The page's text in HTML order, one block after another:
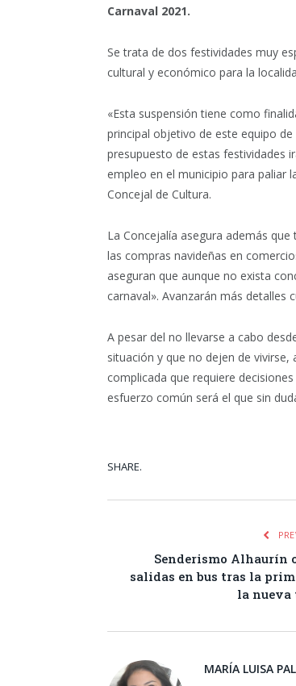
Carnaval 2021.
Se trata de dos festividades muy
cultural y económico para la
«Esta suspensión tiene como
principal objetivo de este equipo
presupuesto de estas festividades
empleo en el municipio para paliar
Concejal de Cultura.
La Concejalía asegura además
las compras navideñas en
aseguran que aunque no exista
carnaval». Avanzarán más detalles
A pesar del no llevarse a cabo
situación y que no dejen de vivirse,
complicada que requiere
esfuerzo común será el que sin
SHARE.
Senderismo Alhaurín
salidas en bus tras la
la nueva
MARÍA LUISA